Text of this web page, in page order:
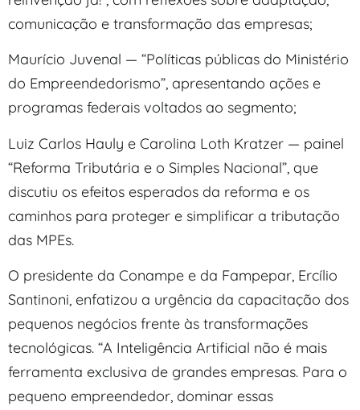
comunicação e transformação das empresas;
Maurício Juvenal — “Políticas públicas do Ministério
do Empreendedorismo”, apresentando ações e
programas federais voltados ao segmento;
Luiz Carlos Hauly e Carolina Loth Kratzer — painel
“Reforma Tributária e o Simples Nacional”, que
discutiu os efeitos esperados da reforma e os
caminhos para proteger e simplificar a tributação
das MPEs.
O presidente da Conampe e da Fampepar, Ercílio
Santinoni, enfatizou a urgência da capacitação dos
pequenos negócios frente às transformações
tecnológicas. “A Inteligência Artificial não é mais
ferramenta exclusiva de grandes empresas. Para o
pequeno empreendedor, dominar essas